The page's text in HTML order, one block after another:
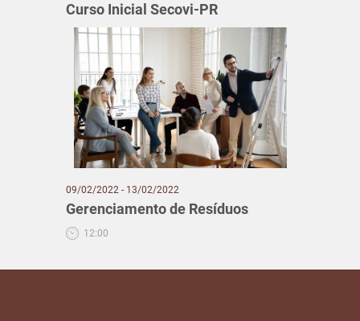
Curso Inicial Secovi-PR
09/02/2022 - 13/02/2022
Gerenciamento de Resíduos
12:00